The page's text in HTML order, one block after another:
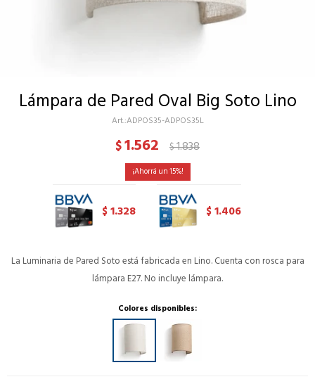
Lámpara de Pared Oval Big Soto Lino
ADPOS35-ADPOS35L
$1.562 $1.838
15
$1.328 $1.406
La Luminaria de Pared Soto está fabricada en Lino. Cuenta con rosca para
lámpara E27. No incluye lámpara.
Colores disponibles: